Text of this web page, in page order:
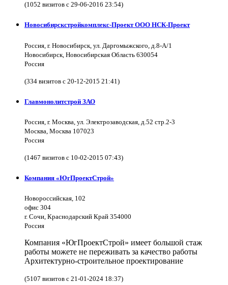
(1052 визитов с 29-06-2016 23:54)
Новосибирскстройкомплекс-Проект ООО НСК-Проект
Россия, г. Новосибирск, ул. Даргомыжского, д.8-А/1
Новосибирск, Новосибирская Область 630054
Россия
(334 визитов с 20-12-2015 21:41)
Главмонолитстрой ЗАО
Россия, г. Москва, ул. Электрозаводская, д.52 стр.2-3
Москва, Москва 107023
Россия
(1467 визитов с 10-02-2015 07:43)
Компания «ЮгПроектСтрой»
Новороссийская, 102
офис 304
г. Сочи, Краснодарский Край 354000
Россия
Компания «ЮгПроектСтрой» имеет большой стаж
работы можете не переживать за качество работы
Архитектурно-строительное проектирование
(5107 визитов с 21-01-2024 18:37)